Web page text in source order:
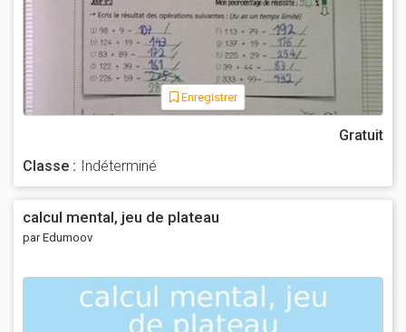
Enregistrer
Gratuit
Classe : Indéterminé
calcul mental, jeu de plateau
par Edumoov